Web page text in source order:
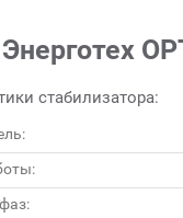
стабилизатора: